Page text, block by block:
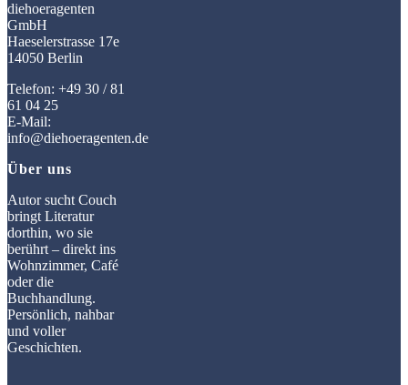
diehoeragenten
GmbH
Haeselerstrasse 17e
14050 Berlin
Telefon: +49 30 / 81
61 04 25
E-Mail:
info@diehoeragenten.de
Über uns
Autor sucht Couch
bringt Literatur
dorthin, wo sie
berührt – direkt ins
Wohnzimmer, Café
oder die
Buchhandlung.
Persönlich, nahbar
und voller
Geschichten.